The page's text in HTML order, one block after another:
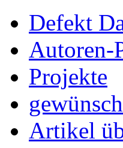
Defekt
Autoren-
Projekte
Artikel